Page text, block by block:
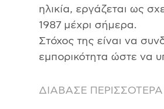
ηλικία, εργάζεται ως
1987 μέχρι σήμερα.
Στόχος της είναι να
εμπορικότητα ώστε να
ΔΙΑΒΑΣΕ ΠΕΡΙΣΣΟΤΕΡΑ